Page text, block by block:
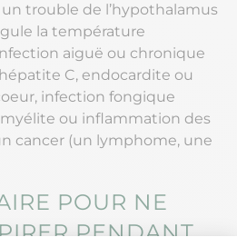
trouble de l’hypothalamus
la température
aiguë ou chronique
C, endocardite ou
infection fongique
ou inflammation des
cancer (un lymphome, une
POUR NE
PENDANT